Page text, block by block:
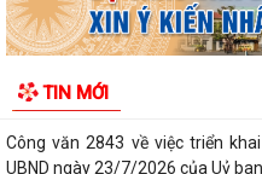
TIN MỚI
UBND ngày 08/7/2026 của UBND
dịch vụ công trực tuyến và thủ...
Thông báo Ban hành bổ sung,
đơn vị hành chính nhà nước trên...